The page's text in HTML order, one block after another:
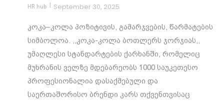
HR hub | September 30, 2025
კოკა–კოლა პოზიტივის, გამარჯვების, წარმატების
სიმბოლოა. ,,კოკა-კოლა ბოთლერს ჯორჯიას,,
უმაღლესი სტანდარტების ქარხანში, რომელიც
მუხრანის ველზე მდებარეობს 1000 საუკეთესო
პროფესიონალია დასაქმებული და
საერთაშორისო ბრენდი კარს თქვენთვისაც